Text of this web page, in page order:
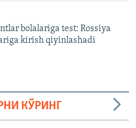
bolalariga test: Rossiya
kirish qiyinlashadi
КЎРИНГ